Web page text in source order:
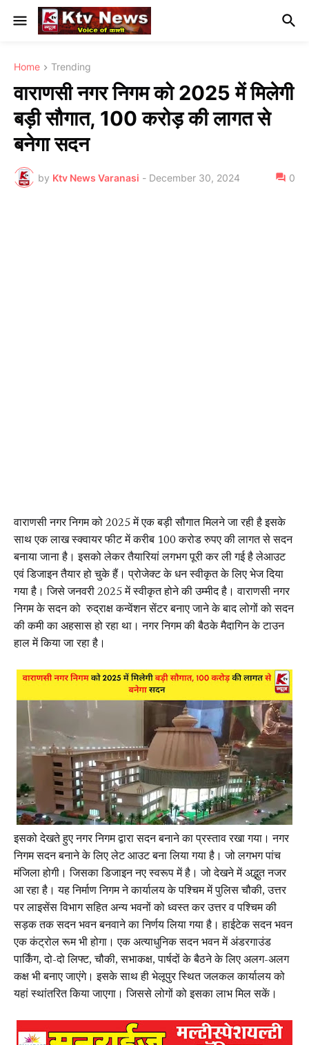
Home Trending
वाराणसी नगर निगम को 2025 में मिलेगी
बड़ी सौगात, 100 करोड़ की लागत से
बनेगा सदन
by Ktv News Varanasi - December 30, 2024 0
वाराणसी नगर निगम को 2025 में एक बड़ी सौगात मिलने जा रही है इसके
साथ एक लाख स्क्वायर फीट में करीब 100 करोड रुपए की लागत से सदन
बनाया जाना है। इसको लेकर तैयारियां लगभग पूरी कर ली गई है लेआउट
एवं डिजाइन तैयार हो चुके हैं। प्रोजेक्ट के धन स्वीकृत के लिए भेज दिया
गया है। जिसे जनवरी 2025 में स्वीकृत होने की उम्मीद है। वाराणसी नगर
निगम के सदन को रुद्राक्ष कन्वेंशन सेंटर बनाए जाने के बाद लोगों को सदन
की कमी का अहसास हो रहा था। नगर निगम की बैठके मैदागिन के टाउन
हाल में किया जा रहा है।
इसको देखते हुए नगर निगम द्वारा सदन बनाने का प्रस्ताव रखा गया। नगर
निगम सदन बनाने के लिए लेट आउट बना लिया गया है। जो लगभग पांच
मंजिला होगी। जिसका डिजाइन नए स्वरूप में है। जो देखने में अद्भुत नजर
आ रहा है। यह निर्माण निगम ने कार्यालय के पश्चिम में पुलिस चौकी, उत्तर
पर लाइसेंस विभाग सहित अन्य भवनों को ध्वस्त कर उत्तर व पश्चिम की
सड़क तक सदन भवन बनवाने का निर्णय लिया गया है। हाईटेक सदन भवन
एक कंट्रोल रूम भी होगा। एक अत्याधुनिक सदन भवन में अंडरगाउंड
पार्किंग, दो-दो लिफ्ट, चौकी, सभाकक्ष, पार्षदों के बैठने के लिए अलग-अलग
कक्ष भी बनाए जाएंगे। इसके साथ ही भेलूपुर स्थित जलकल कार्यालय को
यहां स्थांतरित किया जाएगा। जिससे लोगों को इसका लाभ मिल सकें।